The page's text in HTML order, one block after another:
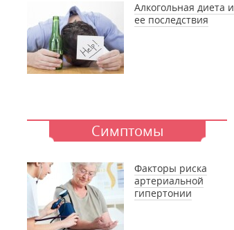
Алкогольная диета и
ее последствия
Симптомы
Факторы риска
артериальной
гипертонии